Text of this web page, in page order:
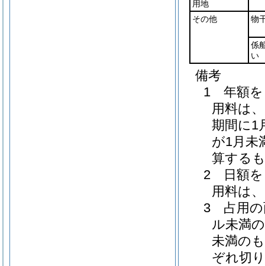
用地
その他 物
係
い
備考
1 年額を
用料は
期間に1
が1月未
算する
2 日額を
用料は
3 占用の
ル未満
未満の
ぞれ切